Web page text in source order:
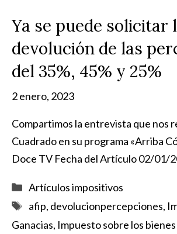
Ya se puede solicitar
devolución de las
del 35%, 45% y 25%
2 enero, 2023
Compartimos la entrevista que nos
Cuadrado en su programa «Arriba
Doce TV Fecha del Artículo 02/01/
Categorías
Artículos impositivos
Etiquetas
afip, devolucionpercepciones,
Ganacias, Impuesto sobre los